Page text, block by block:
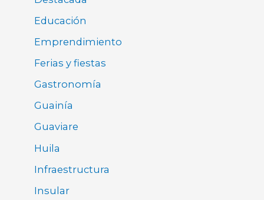
Educación
Emprendimiento
Ferias y fiestas
Gastronomía
Guainía
Guaviare
Huila
Infraestructura
Insular